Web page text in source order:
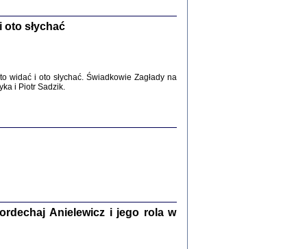
PRZESZLI ...
oto słychać
widać i oto słychać. Świadkowie Zagłady na
i Piotr Sadzik.
Anielewicz i jego rola w